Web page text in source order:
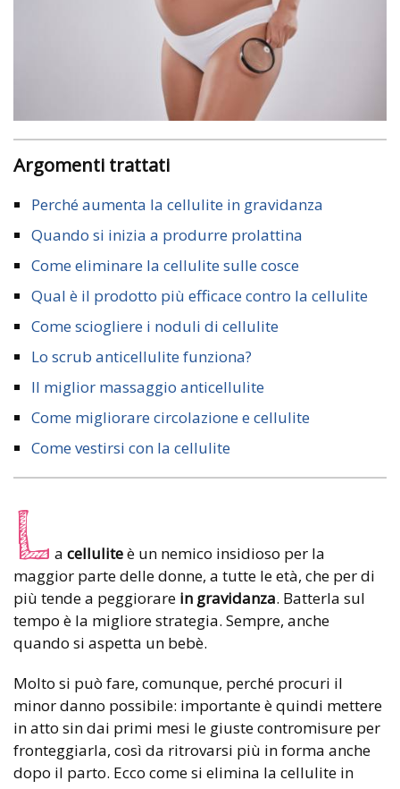
Argomenti trattati
Perché aumenta la cellulite in gravidanza
Quando si inizia a produrre prolattina
Come eliminare la cellulite sulle cosce
Qual è il prodotto più efficace contro la cellulite
Come sciogliere i noduli di cellulite
Lo scrub anticellulite funziona?
Il miglior massaggio anticellulite
Come migliorare circolazione e cellulite
Come vestirsi con la cellulite
L a celluliteè un nemico insidioso per la
maggior parte delle donne, a tutte le età, che per di
più tende a peggiorare in gravidanza. Batterla sul
tempo è la migliore strategia. Sempre, anche
quando si aspetta un bebè.
Molto si può fare, comunque, perché procuri il
minor danno possibile: importante è quindi mettere
in atto sin dai primi mesi le giuste contromisure per
fronteggiarla, così da ritrovarsi più in forma anche
dopo il parto. Ecco come si elimina la cellulite in